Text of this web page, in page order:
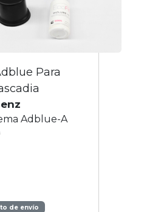
Para
Adblue-A
de envío